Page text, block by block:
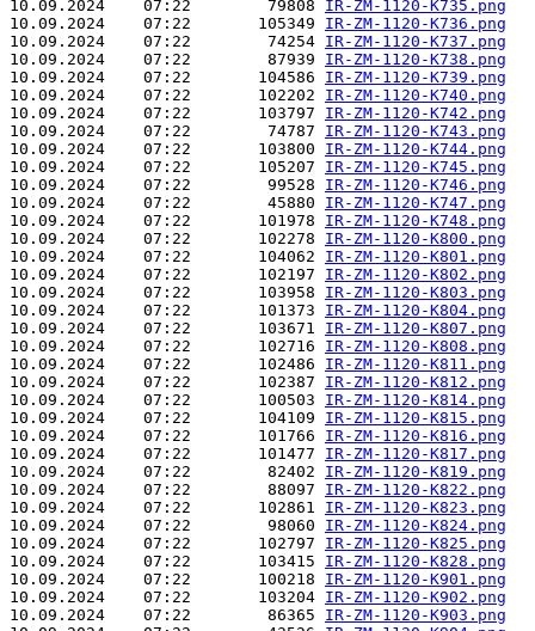
10.09.2024    07:22        79808 IR-ZM-1120-K735.png
10.09.2024    07:22       105349 IR-ZM-1120-K736.png
10.09.2024    07:22        74254 IR-ZM-1120-K737.png
10.09.2024    07:22        87939 IR-ZM-1120-K738.png
10.09.2024    07:22       104586 IR-ZM-1120-K739.png
10.09.2024    07:22       102202 IR-ZM-1120-K740.png
10.09.2024    07:22       103797 IR-ZM-1120-K742.png
10.09.2024    07:22        74787 IR-ZM-1120-K743.png
10.09.2024    07:22       103800 IR-ZM-1120-K744.png
10.09.2024    07:22       105207 IR-ZM-1120-K745.png
10.09.2024    07:22        99528 IR-ZM-1120-K746.png
10.09.2024    07:22        45880 IR-ZM-1120-K747.png
10.09.2024    07:22       101978 IR-ZM-1120-K748.png
10.09.2024    07:22       102278 IR-ZM-1120-K800.png
10.09.2024    07:22       104062 IR-ZM-1120-K801.png
10.09.2024    07:22       102197 IR-ZM-1120-K802.png
10.09.2024    07:22       103958 IR-ZM-1120-K803.png
10.09.2024    07:22       101373 IR-ZM-1120-K804.png
10.09.2024    07:22       103671 IR-ZM-1120-K807.png
10.09.2024    07:22       102716 IR-ZM-1120-K808.png
10.09.2024    07:22       102486 IR-ZM-1120-K811.png
10.09.2024    07:22       102387 IR-ZM-1120-K812.png
10.09.2024    07:22       100503 IR-ZM-1120-K814.png
10.09.2024    07:22       104109 IR-ZM-1120-K815.png
10.09.2024    07:22       101766 IR-ZM-1120-K816.png
10.09.2024    07:22       101477 IR-ZM-1120-K817.png
10.09.2024    07:22        82402 IR-ZM-1120-K819.png
10.09.2024    07:22        88097 IR-ZM-1120-K822.png
10.09.2024    07:22       102861 IR-ZM-1120-K823.png
10.09.2024    07:22        98060 IR-ZM-1120-K824.png
10.09.2024    07:22       102797 IR-ZM-1120-K825.png
10.09.2024    07:22       103415 IR-ZM-1120-K828.png
10.09.2024    07:22       100218 IR-ZM-1120-K901.png
10.09.2024    07:22       103204 IR-ZM-1120-K902.png
10.09.2024    07:22        86365 IR-ZM-1120-K903.png